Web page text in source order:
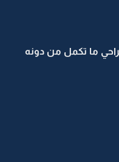
ما تكمل من دونه